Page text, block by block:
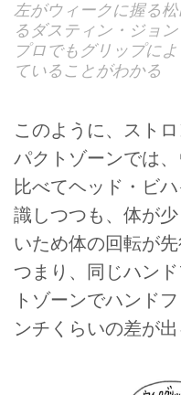
左がウィークに握る
るダスティン・ジョ
プロでもグリップに
ていることがわかる
このように、スト
パクトゾーンでは
比べてヘッド・ビ
識しつつも、体が
いため体の回転が
つまり、同じハン
トゾーンでハンド
ンチくらいの差が